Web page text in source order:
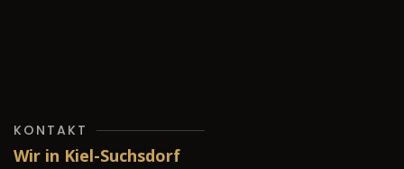
KONTAKT
Wir in Kiel-Suchsdorf